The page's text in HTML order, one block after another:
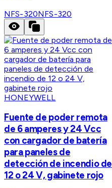
NFS-320NFS-320
HONEYWELL
Fuente de poder remota
de 6 amperes y 24 Vcc
con cargador de batería
para paneles de
detección de incendio de
12 o 24 V, gabinete rojo